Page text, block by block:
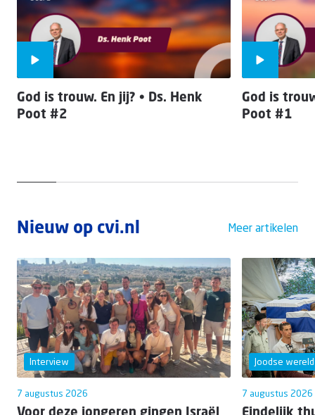
God is trouw. En jij? • Ds. Henk
Poot #2
God is
Poot #1
Nieuw op cvi.nl Meer artikelen
Interview
7 augustus 2026
Joodse wereld
7 augustus 2026